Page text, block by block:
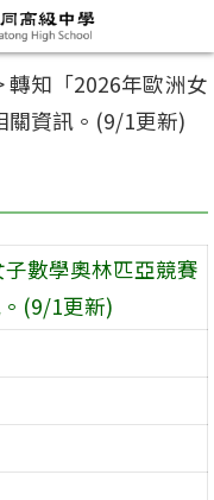
轉知「2026年歐洲女
關資訊。(9/1更新)
數學奧林匹亞競賽
(9/1更新)